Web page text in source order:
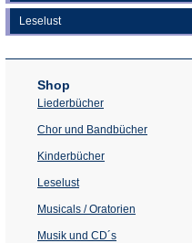
Leselust
Shop
Liederbücher
Chor und Bandbücher
Kinderbücher
Leselust
Musicals / Oratorien
Musik und CD´s